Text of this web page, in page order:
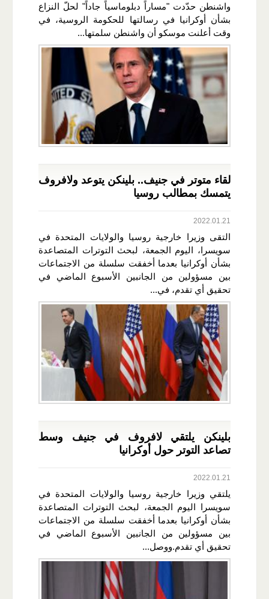
واشنطن حدّدت "مساراً دبلوماسياً جاداً" لحلّ النزاع
بشأن أوكرانيا في رسالتها للحكومة الروسية، في
وقت أعلنت موسكو أن واشنطن سلمتها...
لقاء متوتر في جنيف.. بلينكن يتوعد ولافروف
يتمسك بمطالب روسيا
2022.01.21
التقى وزيرا خارجية روسيا والولايات المتحدة في
سويسرا، اليوم الجمعة، لبحث التوترات المتصاعدة
بشأن أوكرانيا بعدما أخفقت سلسلة من الاجتماعات
بين مسؤولين من الجانبين الأسبوع الماضي في
تحقيق أي تقدم، في...
بلينكن يلتقي لافروف في جنيف وسط
تصاعد التوتر حول أوكرانيا
2022.01.21
يلتقي وزيرا خارجية روسيا والولايات المتحدة في
سويسرا اليوم الجمعة، لبحث التوترات المتصاعدة
بشأن أوكرانيا بعدما أخفقت سلسلة من الاجتماعات
بين مسؤولين من الجانبين الأسبوع الماضي في
تحقيق أي تقدم.ووصل...